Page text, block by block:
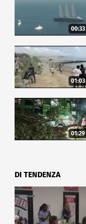
00:33
01:03
01:29
DI TENDENZA